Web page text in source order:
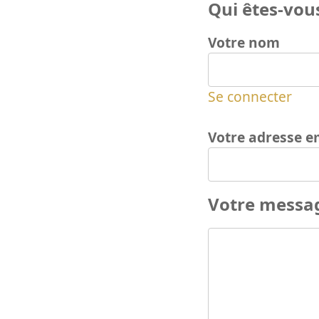
Qui êtes-
Votre nom
Se connecter
Votre adresse
Votre